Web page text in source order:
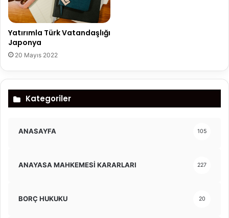
Yatırımla Türk Vatandaşlığı
Japonya
20 Mayıs 2022
Kategoriler
ANASAYFA 105
ANAYASA MAHKEMESİ KARARLARI 227
BORÇ HUKUKU 20